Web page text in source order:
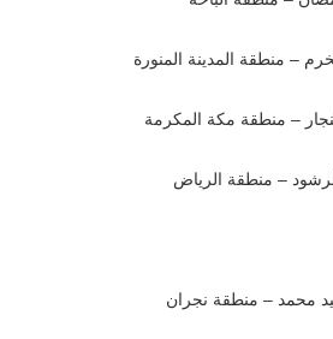
– منطقة المدينة المنورة
– منطقة مكة المكرمة
– منطقة الرياض
محمد – منطقة نجران